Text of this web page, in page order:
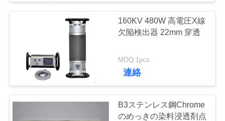
160KV 480W 高電圧X線
欠陥検出器 22mm 穿透
MOQ:1pcs
連絡
B3ステンレス鋼Chrome
のめっきの染料浸透剤点